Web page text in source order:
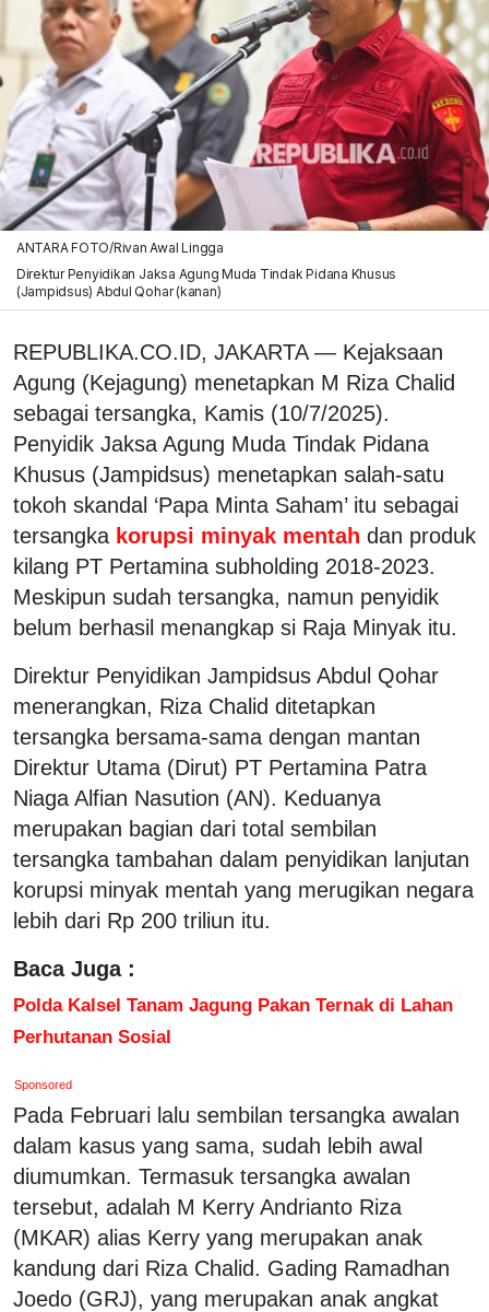
ANTARA FOTO/Rivan Awal Lingga
Direktur Penyidikan Jaksa Agung Muda Tindak Pidana Khusus
(Jampidsus) Abdul Qohar (kanan)
REPUBLIKA.CO.ID, JAKARTA — Kejaksaan
Agung (Kejagung) menetapkan M Riza Chalid
sebagai tersangka, Kamis (10/7/2025).
Penyidik Jaksa Agung Muda Tindak Pidana
Khusus (Jampidsus) menetapkan salah-satu
tokoh skandal ‘Papa Minta Saham’ itu sebagai
tersangka korupsi minyak mentah dan produk
kilang PT Pertamina subholding 2018-2023.
Meskipun sudah tersangka, namun penyidik
belum berhasil menangkap si Raja Minyak itu.
Direktur Penyidikan Jampidsus Abdul Qohar
menerangkan, Riza Chalid ditetapkan
tersangka bersama-sama dengan mantan
Direktur Utama (Dirut) PT Pertamina Patra
Niaga Alfian Nasution (AN). Keduanya
merupakan bagian dari total sembilan
tersangka tambahan dalam penyidikan lanjutan
korupsi minyak mentah yang merugikan negara
lebih dari Rp 200 triliun itu.
Baca Juga :
Polda Kalsel Tanam Jagung Pakan Ternak di Lahan
Perhutanan Sosial
Sponsored
Pada Februari lalu sembilan tersangka awalan
dalam kasus yang sama, sudah lebih awal
diumumkan. Termasuk tersangka awalan
tersebut, adalah M Kerry Andrianto Riza
(MKAR) alias Kerry yang merupakan anak
kandung dari Riza Chalid. Gading Ramadhan
Joedo (GRJ), yang merupakan anak angkat